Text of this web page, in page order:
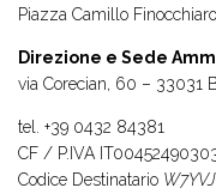
Piazza Camillo
Direzione e Sede
via Corecian, 60 – 33031
tel. +39 0432 84381
CF / P.IVA
Codice Destinatario